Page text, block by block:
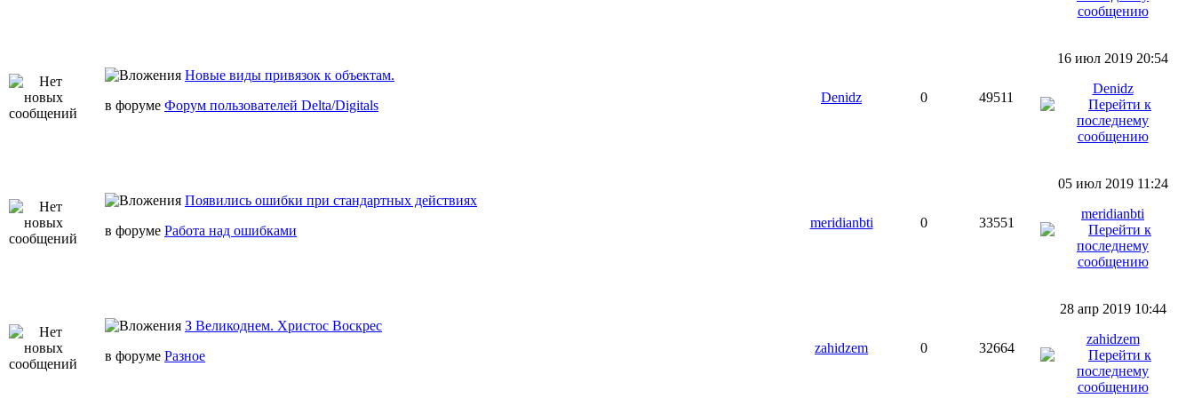
Новые виды привязок к объектам.
в форуме Форум пользователей Delta/Digitals
Denidz 0 49511
16 июл 2019 20:54
Denidz
Появились ошибки при стандартных действиях
в форуме Работа над ошибками
meridianbti 0 33551
05 июл 2019 11:24
meridianbti
З Великоднем. Христос Воскрес
в форуме Разное
zahidzem 0 32664
28 апр 2019 10:44
zahidzem